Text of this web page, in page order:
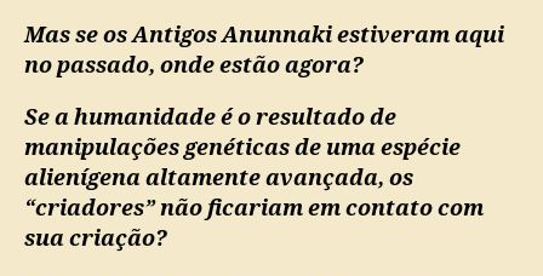
Mas se os Antigos Anunnaki estiveram aqui
no passado, onde estão agora?
Se a humanidade é o resultado de
manipulações genéticas de uma espécie
alienígena altamente avançada, os
“criadores” não ficariam em contato com
sua criação?